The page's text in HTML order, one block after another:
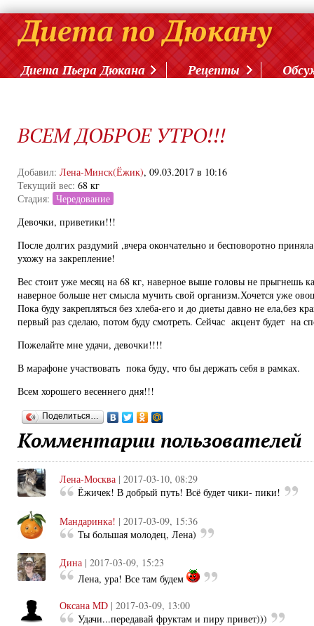
Диета Пьера Дюкана Рецепты
ВСЕМ ДОБРОЕ УТРО!!!
Добавил: Лена-Минск(Ёжик), 09.03.2017 в 10:16
Текущий вес: 68 кг
Стадия: Чередование
Девочки, приветики!!!
После долгих раздумий ,вчера окончательно и бесповоротно
ухожу на закрепление!
Вес стоит уже месяц на 68 кг, наверное выше головы не прыгнешь
наверное больше нет смысла мучить свой организм.Хочется уже
Пока буду закрепляться без хлеба-его и до диеты давно не ела,без
первый раз сделаю, потом буду смотреть. Сейчас акцент будет на
Пожелайте мне удачи, девочки!!!!
В марафоне участвовать пока буду, что бы держать себя в рамках.
Всем хорошего весеннего дня!!!
Поделиться…
Комментарии пользователей
Лена-Москва | 2017-03-10, 08:29
Ёжичек! В добрый путь! Всё будет чики- пики!
Мандаринка! | 2017-03-09, 15:36
Ты большая молодец, Лена)
Дина | 2017-03-09, 15:23
Лена, ура! Все там будем
Оксана MD | 2017-03-09, 13:00
Удачи...передавай фруктам и пиру привет)))